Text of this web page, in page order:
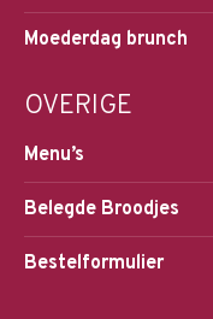
Moederdag brunch
OVERIGE
Menu’s
Belegde Broodjes
Bestelformulier